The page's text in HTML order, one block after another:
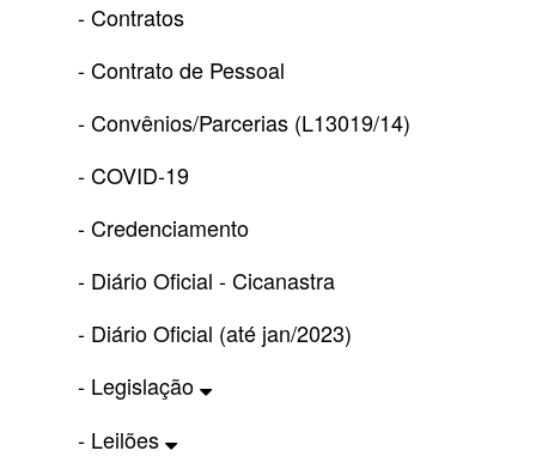
- Contratos
- Contrato de Pessoal
- Convênios/Parcerias (L13019/14)
- COVID-19
- Credenciamento
- Diário Oficial - Cicanastra
- Diário Oficial (até jan/2023)
- Legislação
- Leilões